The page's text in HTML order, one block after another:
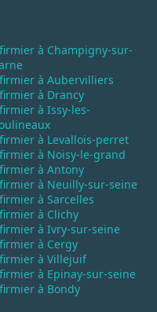
à Champigny-sur-
à Aubervilliers
à Drancy
à Issy-les-
à Levallois-perret
à Noisy-le-grand
à Antony
à Neuilly-sur-seine
à Sarcelles
à Clichy
à Ivry-sur-seine
à Cergy
à Villejuif
à Epinay-sur-seine
à Bondy